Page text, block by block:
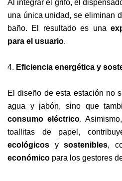
Al integrar el grifo, el
una única unidad, se eliminan
baño. El resultado es una
para el usuario.
4. Eficiencia energética y
El diseño de esta estación no
agua y jabón, sino que
consumo eléctrico.
toallitas de papel,
ecológicos ysostenibles,
económico para los gestores